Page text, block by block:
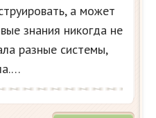
а может
знания никогда не
разные системы,